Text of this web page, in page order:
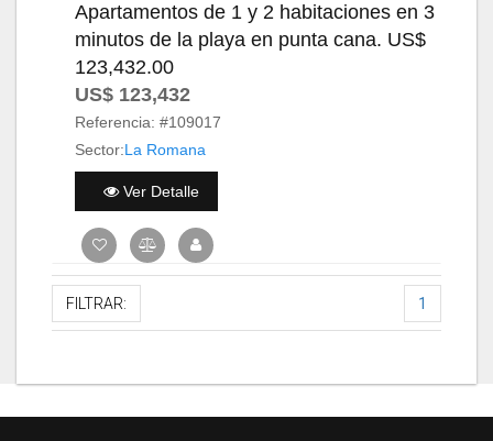
Apartamentos de 1 y 2 habitaciones en 3
minutos de la playa en punta cana. US$
123,432.00
US$ 123,432
Referencia: #109017
Sector:La Romana
Ver Detalle
FILTRAR: 1